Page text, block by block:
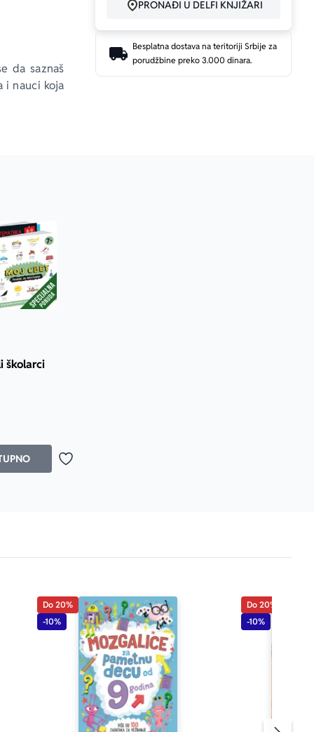
da saznaš
i nauci koja
u dobroj
PRONAĐI U DELFI KNJIŽARI
Besplatna dostava na teritoriji Srbije za
porudžbine preko 3.000 dinara.
školarci
Dodaj u omiljene
Do 20%
-10%
Do 20%
-10%